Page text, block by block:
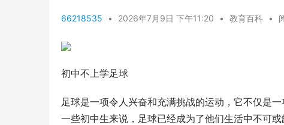
66218535 • 2026年7月9日 下午11:20 • 教育百科 •
初中不上学足球
足球是一项令人兴奋和充满挑战的运动，它不仅是
一些初中生来说，足球已经成为了他们生活中不可